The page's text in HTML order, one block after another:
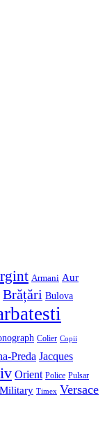
Armani Aur
Brățări Bulova
Colier Copii
Preda Jacques
Orient Police Pulsar
Timex Versace